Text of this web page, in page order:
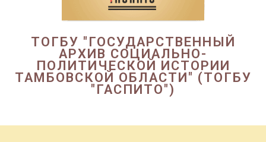
ТОГБУ "ГОСУДАРСТВЕННЫЙ
АРХИВ СОЦИАЛЬНО-
ПОЛИТИЧЕСКОЙ ИСТОРИИ
ТАМБОВСКОЙ ОБЛАСТИ" (ТОГБУ
"ГАСПИТО")